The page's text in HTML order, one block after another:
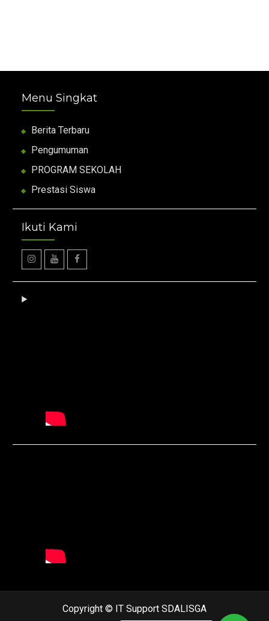
Menu Singkat
Berita Terbaru
Pengumuman
PROGRAM SEKOLAH
Prestasi Siswa
Ikuti Kami
Copyright © IT Support SDALISGA